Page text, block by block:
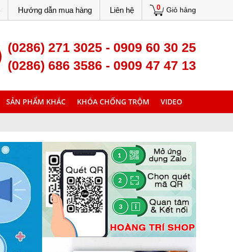
0 Giỏ hàng
Hướng dẫn mua hàng Liên hệ
(0286) 271 3025 - 0909 60 30 25
(0286) 686 3586 - 0909 47 47 13
SẢN PHẨM KHÁC KHÓA CHỐNG TRỘM VIDEO